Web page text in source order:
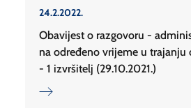
24.2.2022.
Obavijest o razgovoru -
na određeno vrijeme u trajanju
- 1 izvršitelj (29.10.2021.)